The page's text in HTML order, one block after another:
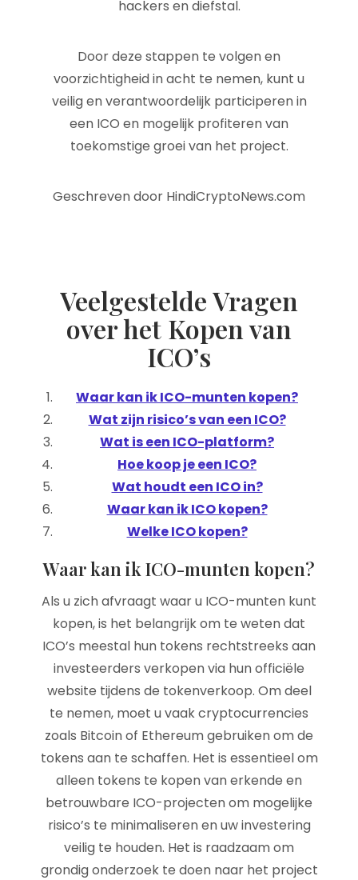
hackers en diefstal.
Door deze stappen te volgen en
voorzichtigheid in acht te nemen, kunt u
veilig en verantwoordelijk participeren in
een ICO en mogelijk profiteren van
toekomstige groei van het project.
Geschreven door HindiCryptoNews.com
Veelgestelde Vragen
over het Kopen van
ICO’s
Waar kan ik ICO-munten kopen?
Wat zijn risico’s van een ICO?
Wat is een ICO-platform?
Hoe koop je een ICO?
Wat houdt een ICO in?
Waar kan ik ICO kopen?
Welke ICO kopen?
Waar kan ik ICO-munten kopen?
Als u zich afvraagt waar u ICO-munten kunt
kopen, is het belangrijk om te weten dat
ICO’s meestal hun tokens rechtstreeks aan
investeerders verkopen via hun officiële
website tijdens de tokenverkoop. Om deel
te nemen, moet u vaak cryptocurrencies
zoals Bitcoin of Ethereum gebruiken om de
tokens aan te schaffen. Het is essentieel om
alleen tokens te kopen van erkende en
betrouwbare ICO-projecten om mogelijke
risico’s te minimaliseren en uw investering
veilig te houden. Het is raadzaam om
grondig onderzoek te doen naar het project